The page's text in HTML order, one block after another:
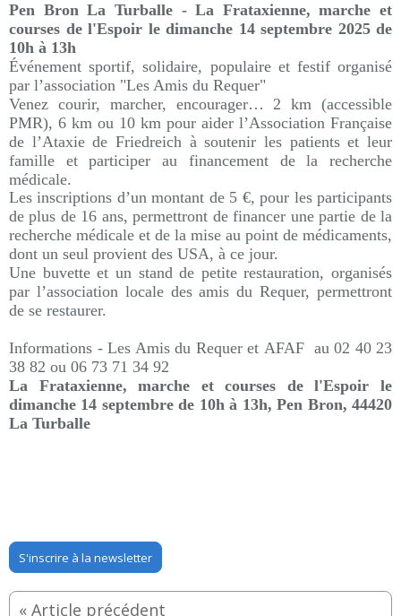
Pen Bron La Turballe -La Frataxienne, marche et
courses de l'Espoir le dimanche 14 septembre 2025 de
10h à 13h
Événement sportif, solidaire, populaire et festif organisé
par l’association "Les Amis du Requer"
Venez courir, marcher, encourager… 2 km (accessible
PMR), 6 km ou 10 km pour aider l’Association Française
de l’Ataxie de Friedreich à soutenir les patients et leur
famille et participer au financement de la recherche
médicale.
Les inscriptions d’un montant de 5 €, pour les participants
de plus de 16 ans, permettront de financer une partie de la
recherche médicale et de la mise au point de médicaments,
dont un seul provient des USA, à ce jour.
Une buvette et un stand de petite restauration, organisés
par l’association locale des amis du Requer, permettront
de se restaurer.
Informations - Les Amis du Requer et AFAF au 02 40 23
38 82 ou 06 73 71 34 92
La Frataxienne, marche et courses de l'Espoir le
dimanche 14 septembre de 10h à 13h,Pen Bron,44420
La Turballe
S'inscrire à la newsletter